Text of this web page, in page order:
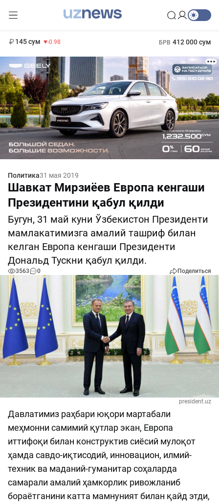
145 сум -0.98 БРВ 412 000 сум
Политика31 мая 2019
Шавкат Мирзиёев Европа кенгаши
Президентини қабул қилди
Бугун, 31 май куни Ўзбекистон Президенти
мамлакатимизга амалий ташриф билан
келган Европа кенгаши Президенти
Дональд Тускни қабул қилди.
3563 0 Поделиться
president.uz
Давлатимиз раҳбари юқори мартабали
меҳмонни самимий қутлар экан, Европа
иттифоқи билан конструктив сиёсий мулоқот
ҳамда савдо-иқтисодий, инновацион, илмий-
техник ва маданий-гуманитар соҳаларда
самарали амалий ҳамкорлик ривожланиб
бораётганини катта мамнуният билан қайд этди,